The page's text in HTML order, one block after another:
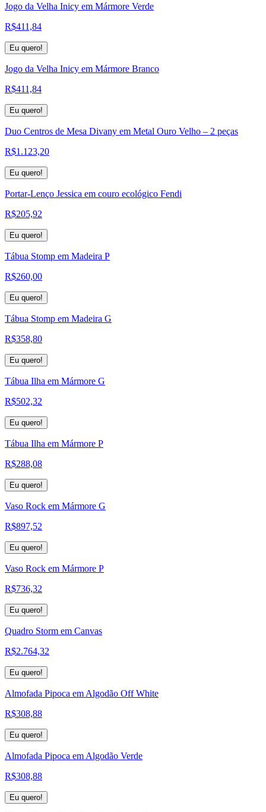
Jogo da Velha Inicy em Mármore Verde
R$411,84
Eu quero!
Jogo da Velha Inicy em Mármore Branco
R$411,84
Eu quero!
Duo Centros de Mesa Divany em Metal Ouro Velho – 2 peças
R$1.123,20
Eu quero!
Portar-Lenço Jessica em couro ecológico Fendi
R$205,92
Eu quero!
Tábua Stomp em Madeira P
R$260,00
Eu quero!
Tábua Stomp em Madeira G
R$358,80
Eu quero!
Tábua Ilha em Mármore G
R$502,32
Eu quero!
Tábua Ilha em Mármore P
R$288,08
Eu quero!
Vaso Rock em Mármore G
R$897,52
Eu quero!
Vaso Rock em Mármore P
R$736,32
Eu quero!
Quadro Storm em Canvas
R$2.764,32
Eu quero!
Almofada Pipoca em Algodão Off White
R$308,88
Eu quero!
Almofada Pipoca em Algodão Verde
R$308,88
Eu quero!